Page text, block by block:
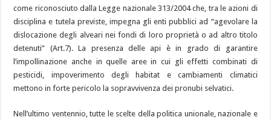
come riconosciuto dalla Legge nazionale 313/2004 che, tra le azioni di
disciplina e tutela previste, impegna gli enti pubblici ad “agevolare la
dislocazione degli alveari nei fondi di loro proprietà o ad altro titolo
detenuti” (Art.7). La presenza delle api è in grado di garantire
l’impollinazione anche in quelle aree in cui gli effetti combinati di
pesticidi, impoverimento degli habitat e cambiamenti climatici
mettono in forte pericolo la sopravvivenza dei pronubi selvatici.
Nell’ultimo ventennio, tutte le scelte della politica unionale, nazionale e